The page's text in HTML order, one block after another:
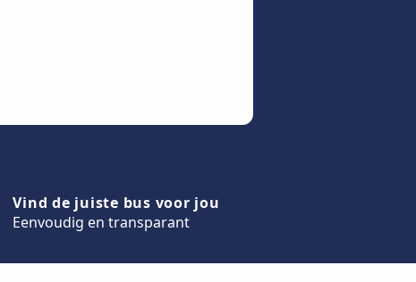
Vind de juiste bus voor jou
Eenvoudig en transparant